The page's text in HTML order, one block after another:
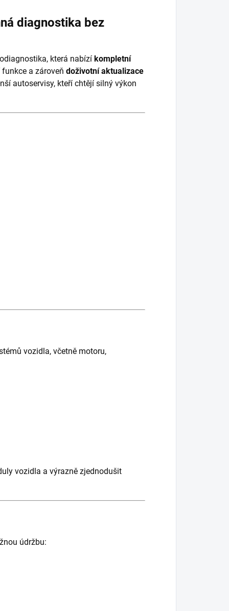
diagnostika bez
která nabízí kompletní
a zároveň doživotní aktualizace
autoservisy, kteří chtějí silný výkon
vozidla, včetně motoru,
vozidla a výrazně zjednodušit
údržbu: